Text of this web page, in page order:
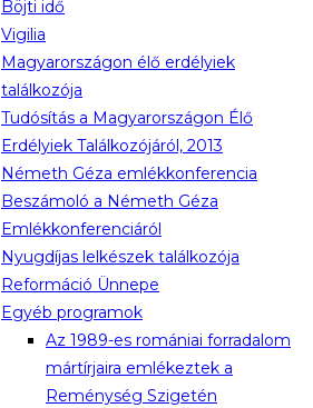
Böjti idő
Vigilia
Magyarországon élő erdélyiek
találkozója
Tudósítás a Magyarországon Élő
Erdélyiek Találkozójáról, 2013
Németh Géza emlékkonferencia
Beszámoló a Németh Géza
Emlékkonferenciáról
Nyugdíjas lelkészek találkozója
Reformáció Ünnepe
Egyéb programok
Az 1989-es romániai forradalom
mártírjaira emlékeztek a
Reménység Szigetén